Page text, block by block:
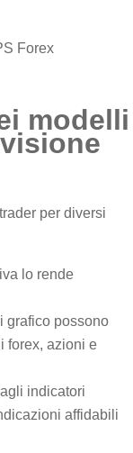
modelli
per diversi
lo rende
grafico possono
forex, azioni e
indicatori
affidabili